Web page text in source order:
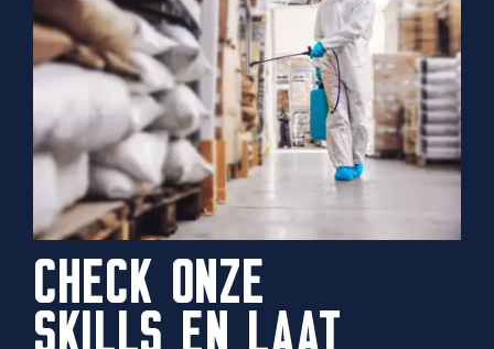
CHECK ONZE
SKILLS EN LAAT